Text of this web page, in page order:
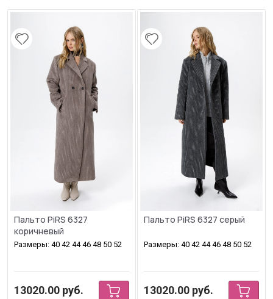
Пальто PiRS 6327
коричневый
Размеры: 40 42 44 46 48 50 52
13020.00 руб.
Пальто PiRS 6327 серый
Размеры: 40 42 44 46 48 50 52
13020.00 руб.